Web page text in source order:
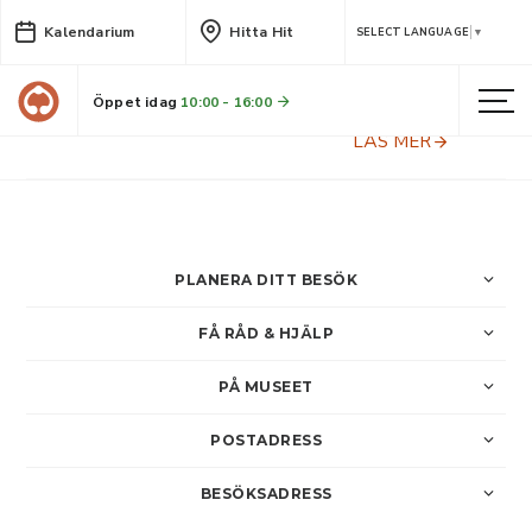
Kalendarium Hitta Hit SELECT LANGUAGE ▼
Öppet idag 10:00 - 16:00
Öppet i bonnstadskammare
LÄS MER
PLANERA DITT BESÖK
FÅ RÅD & HJÄLP
PÅ MUSEET
POSTADRESS
BESÖKSADRESS